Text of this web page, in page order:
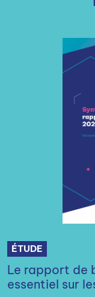
ÉTUDE
Le rapport de
essentiel sur